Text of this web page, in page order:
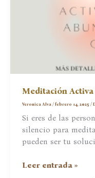
Meditación Activa
Veronica Alva/febrero 14, 2025/
Si eres de las
silencio para
pueden ser tu
Meditación
Leer entrada »